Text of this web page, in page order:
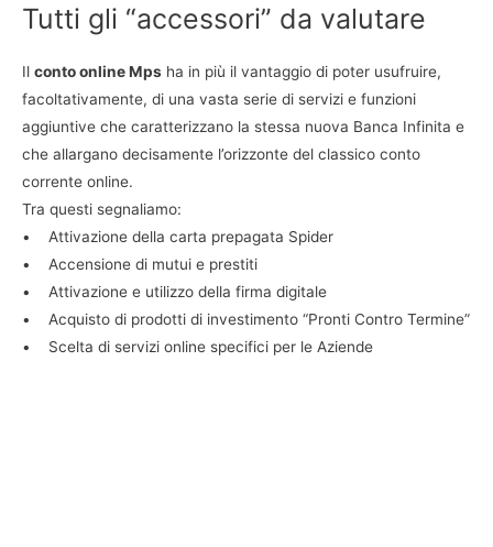
Tutti gli “accessori” da valutare
Il conto online Mps ha in più il vantaggio di poter usufruire,
facoltativamente, di una vasta serie di servizi e funzioni
aggiuntive che caratterizzano la stessa nuova Banca Infinita e
che allargano decisamente l’orizzonte del classico conto
corrente online.
Tra questi segnaliamo:
• Attivazione della carta prepagata Spider
• Accensione di mutui e prestiti
• Attivazione e utilizzo della firma digitale
• Acquisto di prodotti di investimento “Pronti Contro Termine”
• Scelta di servizi online specifici per le Aziende